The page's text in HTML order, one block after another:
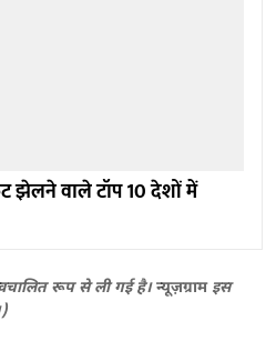
झेलने वाले टॉप 10 देशों में
रूप से ली गई है।न्यूज़ग्राम इस